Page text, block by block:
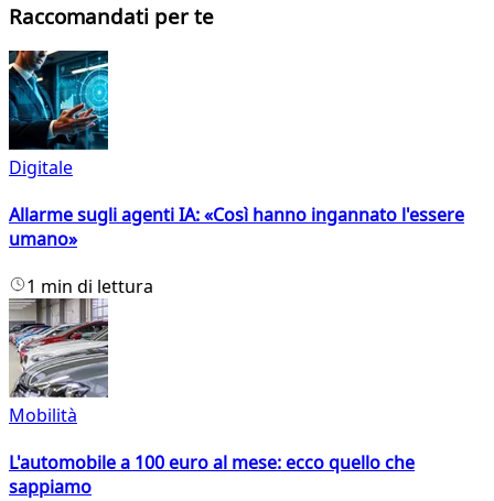
Raccomandati per te
Digitale
Allarme sugli agenti IA: «Così hanno ingannato l'essere
umano»
1 min di lettura
Mobilità
L'automobile a 100 euro al mese: ecco quello che
sappiamo